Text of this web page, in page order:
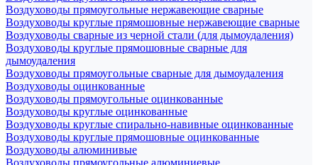
Воздуховоды прямоугольные нержавеющие сварные
Воздуховоды круглые прямошовные нержавеющие сварные
Воздуховоды сварные из черной стали (для дымоудаления)
Воздуховоды круглые прямошовные сварные для
дымоудаления
Воздуховоды прямоугольные сварные для дымоудаления
Воздуховоды оцинкованные
Воздуховоды прямоугольные оцинкованные
Воздуховоды круглые оцинкованные
Воздуховоды круглые спирально-навивные оцинкованные
Воздуховоды круглые прямошовные оцинкованные
Воздуховоды алюминивые
Воздуховоды прямоугольные алюминиевые